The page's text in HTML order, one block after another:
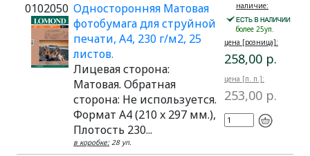
0102050 Односторонняя Матовая
фотобумага для струйной
печати, A4, 230 г/м2, 25
листов.
Лицевая сторона:
Матовая. Обратная
сторона: Не используется.
Формат A4 (210 x 297 мм.),
Плотость 230...
в коробке: 28 уп.
наличие:
более 25уп.
цена [розница]:
258,00 р.
цена [п. п.]:
253,00 р.